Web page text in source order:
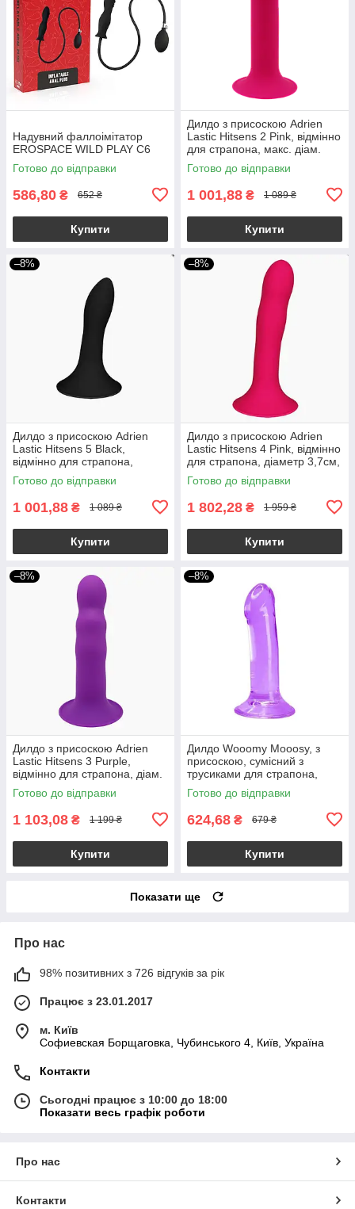
Надувний фаллоімітатор
EROSPACE WILD PLAY C6
Готово до відправки
586,80 ₴ 652 ₴
Купити
Дилдо з присоскою Adrien
Lastic Hitsens 2 Pink, відмінно
для страпона, макс. діам.
4см, довж. 16,7см
Готово до відправки
1 001,88 ₴ 1 089 ₴
Купити
–8%
Дилдо з присоскою Adrien
Lastic Hitsens 5 Black,
відмінно для страпона,
діаметр 2,4 см, довжина
13см
Готово до відправки
1 001,88 ₴ 1 089 ₴
Купити
–8%
Дилдо з присоскою Adrien
Lastic Hitsens 4 Pink, відмінно
для страпона, діаметр 3,7см,
довжина 17,8см
Готово до відправки
1 802,28 ₴ 1 959 ₴
Купити
–8%
Дилдо з присоскою Adrien
Lastic Hitsens 3 Purple,
відмінно для страпона, діам.
4,1см, довжина 18,2см
Готово до відправки
1 103,08 ₴ 1 199 ₴
Купити
–8%
Дилдо Wooomy Mooosy, з
присоскою, сумісний з
трусиками для страпона,
довжина 18 см, діаметр 4,5
см
Готово до відправки
624,68 ₴ 679 ₴
Купити
Показати ще
Про нас
98% позитивних з 726 відгуків за рік
Працює з 23.01.2017
м. Київ
Софиевская Борщаговка, Чубинського 4, Київ, Україна
Контакти
Сьогодні працює з 10:00 до 18:00
Показати весь графік роботи
Про нас
Контакти